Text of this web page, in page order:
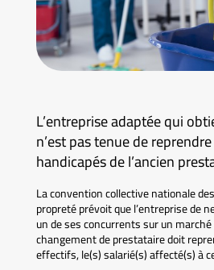
L’entreprise adaptée qui
n’est pas tenue de
handicapés de l’ancien
La convention collective nationale
propreté prévoit que l’entreprise de
un de ses concurrents sur un marché
changement de prestataire doit
effectifs, le(s) salarié(s) affecté(s) à